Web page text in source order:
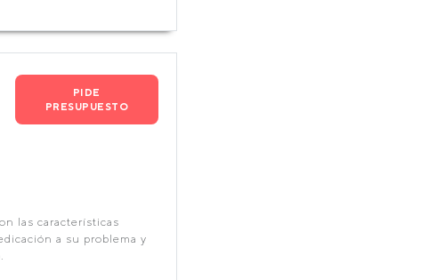
PIDE
PRESUPUESTO
las características
a su problema y